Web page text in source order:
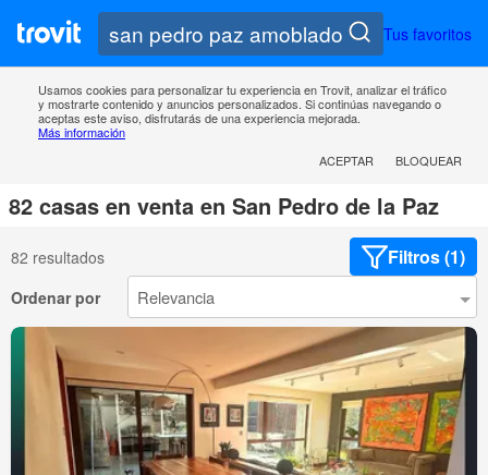
Tus favoritos
Usamos cookies para personalizar tu experiencia en Trovit, analizar el tráfico
y mostrarte contenido y anuncios personalizados. Si continúas navegando o
aceptas este aviso, disfrutarás de una experiencia mejorada.
Más información
ACEPTAR
BLOQUEAR
82 casas en venta en San Pedro de la Paz
82 resultados Filtros (1)
Ordenar por